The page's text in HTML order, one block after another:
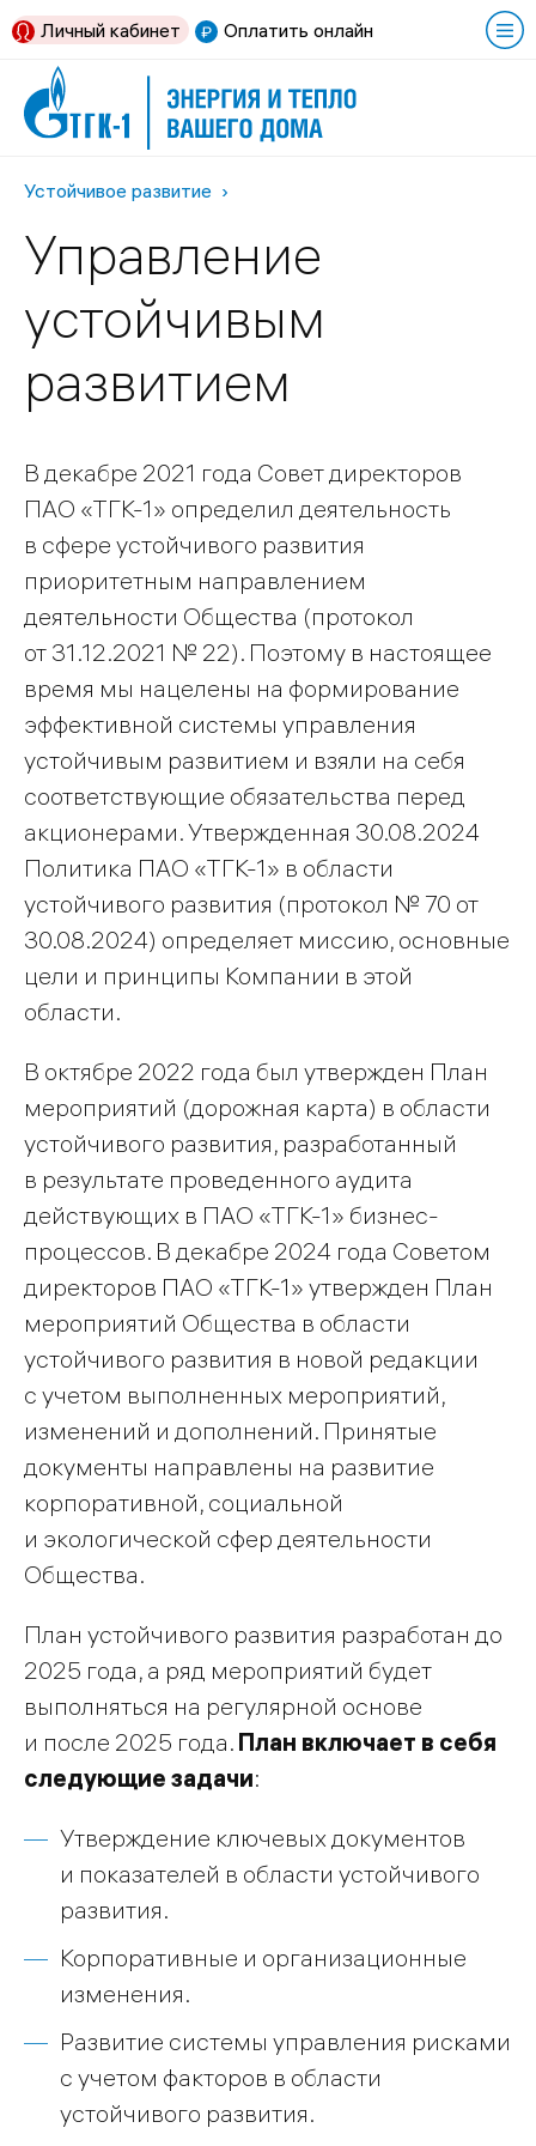
Оплатить онлайн
Личный кабинет
Устойчивое развитие
Управление
устойчивым
развитием
В декабре 2021 года Совет директоров
ПАО «ТГК-1» определил деятельность
в сфере устойчивого развития
приоритетным направлением
деятельности Общества (протокол
от 31.12.2021 № 22). Поэтому в настоящее
время мы нацелены на формирование
эффективной системы управления
устойчивым развитием и взяли на себя
соответствующие обязательства перед
акционерами. Утвержденная 30.08.2024
Политика ПАО «ТГК-1» в области
устойчивого развития (протокол № 70 от
30.08.2024) определяет миссию, основные
цели и принципы Компании в этой
области.
В октябре 2022 года был утвержден План
мероприятий (дорожная карта) в области
устойчивого развития, разработанный
в результате проведенного аудита
действующих в ПАО «ТГК-1» бизнес-
процессов. В декабре 2024 года Советом
директоров ПАО «ТГК-1» утвержден План
мероприятий Общества в области
устойчивого развития в новой редакции
с учетом выполненных мероприятий,
изменений и дополнений. Принятые
документы направлены на развитие
корпоративной, социальной
и экологической сфер деятельности
Общества.
План устойчивого развития разработан до
2025 года, а ряд мероприятий будет
выполняться на регулярной основе
и после 2025 года. План включает в себя
следующие задачи:
Утверждение ключевых документов
и показателей в области устойчивого
развития.
Корпоративные и организационные
изменения.
Развитие системы управления рисками
с учетом факторов в области
устойчивого развития.